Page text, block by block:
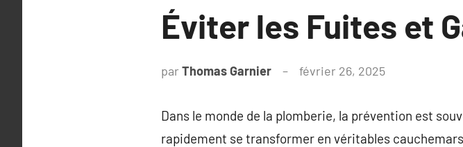
Éviter les Fuites et
par Thomas Garnier février 26, 2025
Dans le monde de la plomberie, la prévention est
rapidement se transformer en véritables